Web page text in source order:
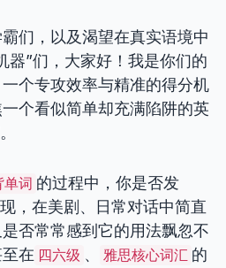
们，以及渴望在真实语境中
器”们，大家好！我是你们的
个专攻效率与精准的得分机
个看似简单却充满陷阱的英
单词 的过程中，你是否发
，在美剧、日常对话中简直
否常常感到它的用法飘忽不
在 四六级 、 雅思核心词汇 的